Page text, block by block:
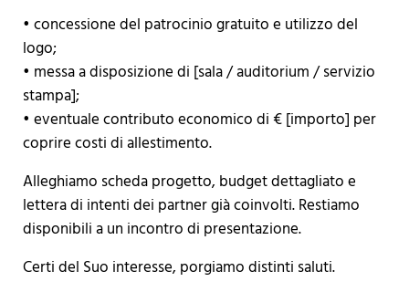
• concessione del patrocinio gratuito e utilizzo del
logo;
• messa a disposizione di [sala / auditorium / servizio
stampa];
• eventuale contributo economico di € [importo] per
coprire costi di allestimento.
Alleghiamo scheda progetto, budget dettagliato e
lettera di intenti dei partner già coinvolti. Restiamo
disponibili a un incontro di presentazione.
Certi del Suo interesse, porgiamo distinti saluti.